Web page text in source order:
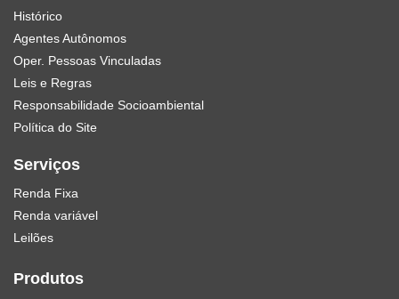
Histórico
Agentes Autônomos
Oper. Pessoas Vinculadas
Leis e Regras
Responsabilidade Socioambiental
Política do Site
Serviços
Renda Fixa
Renda variável
Leilões
Produtos